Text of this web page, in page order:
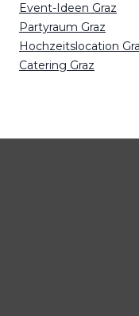
Event-Ideen Graz
Partyraum Graz
Hochzeitslocation
Catering Graz